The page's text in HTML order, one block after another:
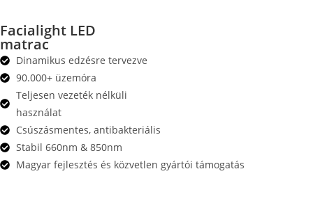
Facialight LED
matrac
Dinamikus edzésre tervezve
90.000+ üzemóra
Teljesen vezeték nélküli
használat
Csúszásmentes, antibakteriális
Stabil 660nm & 850nm
Magyar fejlesztés és közvetlen gyártói támogatás